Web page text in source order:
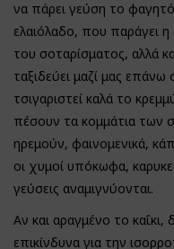
να πάρει γεύση το
ελαιόλαδο, που παράγει η
του σοταρίσματος, αλλά
ταξιδεύει μαζί μας
τσιγαριστεί καλά το
πέσουν τα κομμάτια των
ηρεμούν, φαινομενικά,
οι χυμοί υπόκωφα,
γεύσεις αναμιγνύονται.
Αν και αραγμένο το
επικίνδυνα για την